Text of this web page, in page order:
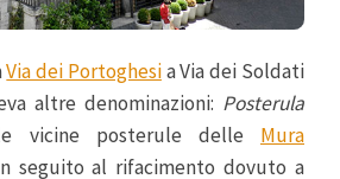
Via dei Portoghesia Via dei Soldati
altre denominazioni: Posterula
vicine posterule delle Mura
seguito al rifacimento dovuto a